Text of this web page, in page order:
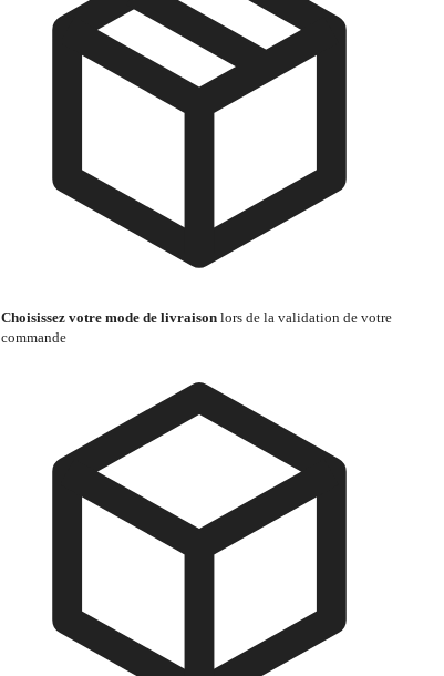
Choisissez votre mode de livraison lors de la validation de votre
commande